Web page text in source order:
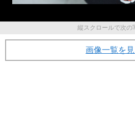
縦スクロールで次の
画像一覧を